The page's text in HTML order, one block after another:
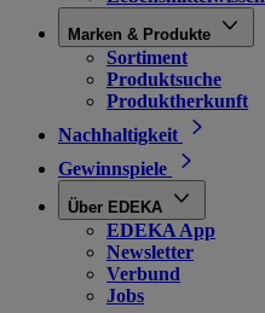
Marken & Produkte
Sortiment
Produktsuche
Produktherkunft
Nachhaltigkeit
Gewinnspiele
Über EDEKA
EDEKA App
Newsletter
Verbund
Jobs